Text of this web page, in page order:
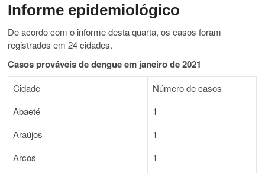
Informe epidemiológico
De acordo com o informe desta quarta, os casos foram
registrados em 24 cidades.
Casos prováveis de dengue em janeiro de 2021
Cidade
Número de casos
Abaeté
1
Araújos
1
Arcos
1